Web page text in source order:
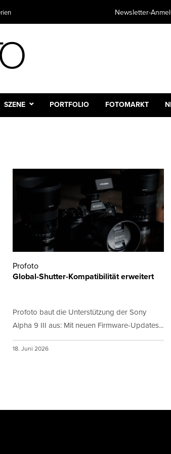
Newsletter-
SZENE PORTFOLIO FOTOMARKT
Profoto
Global-Shutter-Kompatibilität erweitert
Profoto baut die Unterstützung der Sony
Alpha 9 III aus: Mit neuen Firmware-Updates...
18. Juni 2026